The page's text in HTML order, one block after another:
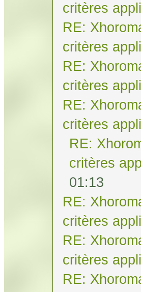
critères
RE:
critères
RE:
critères
RE:
critères
RE:
critères
01:13
RE:
critères
RE:
critères
RE: